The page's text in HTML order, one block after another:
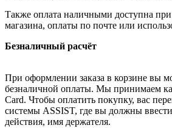
Также оплата наличными доступна
магазина, оплаты по почте или
Безналичный расчёт
При оформлении заказа в корзине вы
безналичной оплаты. Мы принимаем
Card. Чтобы оплатить покупку, вас
системы ASSIST, где вы должны
действия, имя держателя.